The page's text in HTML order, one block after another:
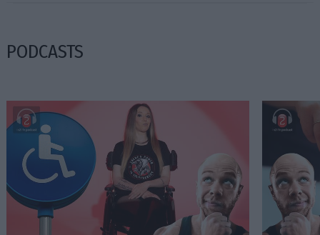
PODCASTS